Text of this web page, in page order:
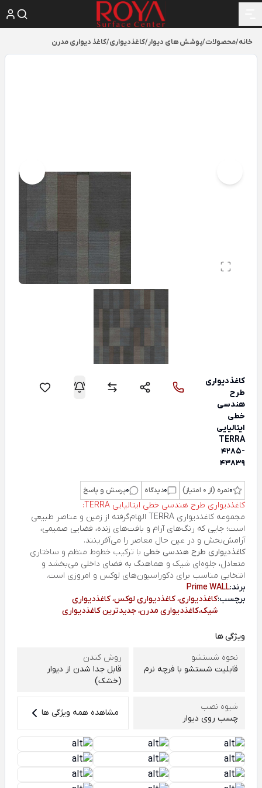
خانه/محصولات/پوشش های دیوار/کاغذدیواری/کاغذ دیواری مدرن
کاغذدیواری
طرح
هندسی
خطی
ایتالیایی
TERRA
4285-
43839
0نمره (از 0 امتیاز) 0دیدگاه 0پرسش و پاسخ
کاغذدیواری طرح هندسی خطی ایتالیایی TERRA:
مجموعه کاغذدیواری TERRA الهام‌گرفته از زمین و عناصر طبیعی
است؛ جایی که رنگ‌های آرام و بافت‌های زنده، فضایی صمیمی،
آرامش‌بخش و در عین حال معاصر را می‌آفرینند.
کاغذدیواری طرح هندسی خطی با ترکیب خطوط منظم و ساختاری
متعادل، جلوه‌ای شیک و هماهنگ به فضای داخلی می‌بخشد و
انتخابی مناسب برای دکوراسیون‌های لوکس و امروزی است.
برند:Prime WALL
برچسب:کاغذدیواری، کاغذدیواری لوکس، کاغذدیواری
شیک،کاغذدیواری مدرن، جدیدترین کاغذدیواری
ویژگی ها
نحوه شستشو
قابلیت شستشو با فرچه نرم
روش کندن
قابل جدا شدن از دیوار
(خشک)
شیوه نصب
چسب روی دیوار
مشاهده همه ویژگی ها